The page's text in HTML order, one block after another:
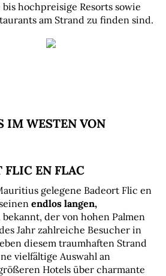
hochpreisige Resorts sowie
am Strand zu finden sind.
IM WESTEN VON
FLIC EN FLAC
gelegene Badeort Flic en
endlos langen,
bekannt, der von hohen Palmen
Jahr zahlreiche Besucher in
diesem traumhaften Strand
vielfältige Auswahl an
Hotels über charmante